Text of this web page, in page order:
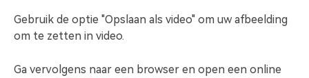
Gebruik de optie "Opslaan als video" om uw afbeelding
om te zetten in video.
Ga vervolgens naar een browser en open een online